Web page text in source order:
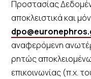
Προστασίας
αποκλειστικά και
αναφερόμενη
ρητώς
επικοινωνίας (π.χ.